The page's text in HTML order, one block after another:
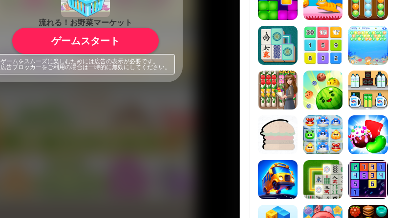
流れる！お野菜マーケット
ゲームスタート
ゲームをスムーズに楽しむためには広告の表示が必要です。
広告ブロッカーをご利用の場合は一時的に無効にしてください。